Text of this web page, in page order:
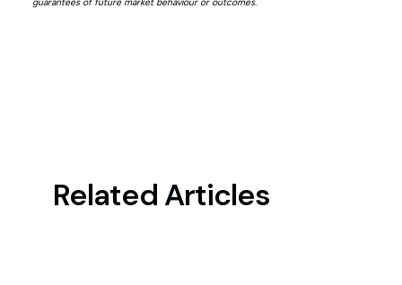
Related Articles